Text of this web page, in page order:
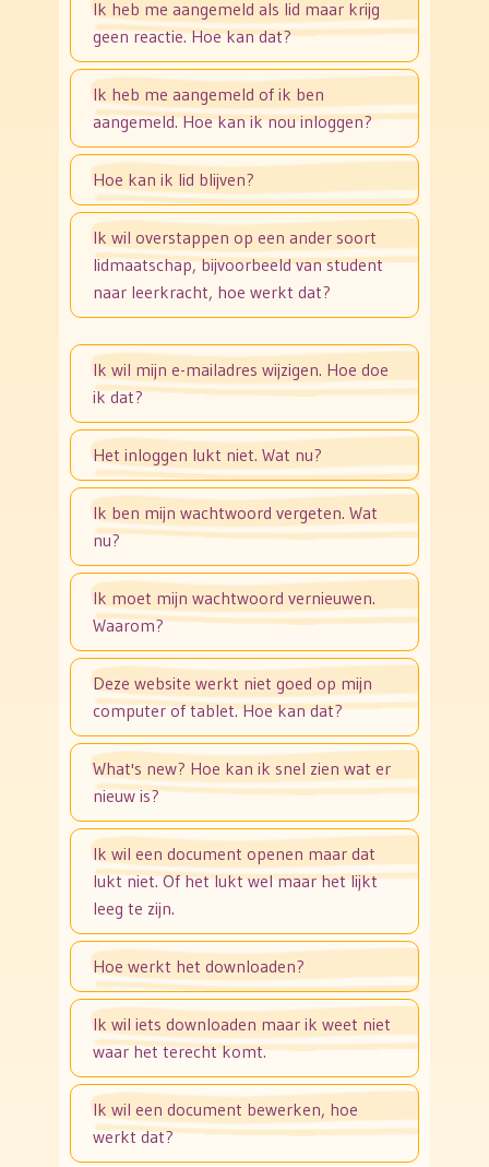
Ik heb me aangemeld als lid maar krijg
geen reactie. Hoe kan dat?
Ik heb me aangemeld of ik ben
aangemeld. Hoe kan ik nou inloggen?
Hoe kan ik lid blijven?
Ik wil overstappen op een ander soort
lidmaatschap, bijvoorbeeld van student
naar leerkracht, hoe werkt dat?
Ik wil mijn e-mailadres wijzigen. Hoe doe
ik dat?
Het inloggen lukt niet. Wat nu?
Ik ben mijn wachtwoord vergeten. Wat
nu?
Ik moet mijn wachtwoord vernieuwen.
Waarom?
Deze website werkt niet goed op mijn
computer of tablet. Hoe kan dat?
What's new? Hoe kan ik snel zien wat er
nieuw is?
Ik wil een document openen maar dat
lukt niet. Of het lukt wel maar het lijkt
leeg te zijn.
Hoe werkt het downloaden?
Ik wil iets downloaden maar ik weet niet
waar het terecht komt.
Ik wil een document bewerken, hoe
werkt dat?